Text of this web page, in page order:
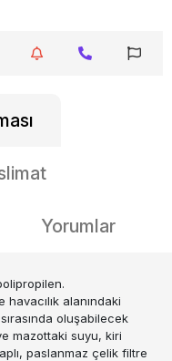
Yorumlar
havacılık alanındaki
oluşabilecek
mazottaki suyu, kiri
paslanmaz çelik filtre